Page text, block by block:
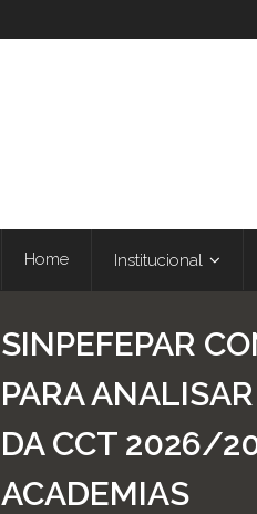
Home Institucional
SINPEFEPAR
PARA
DA CCT 2026/
ACADEMIAS